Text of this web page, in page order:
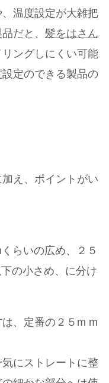
温度設定が大雑把
だと、 髪をはさん
リングしにくい可能
定のできる製品の
え、ポイントがい
らいの広め、２５
の小さめ、に分け
、定番の２５m m
にストレートに整